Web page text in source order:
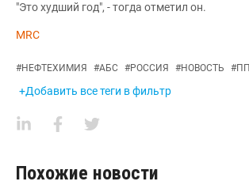
"Это худший год", - тогда отметил он.
MRC
#НЕФТЕХИМИЯ #АБС #РОССИЯ #НОВОСТЬ #ПП
+Добавить все теги в фильтр
Похожие новости